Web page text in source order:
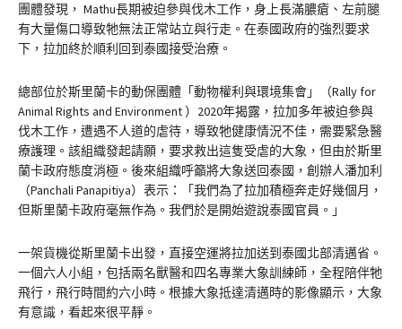
團體發現， Mathu長期被迫參與伐木工作，身上長滿膿瘡、左前腿
有大量傷口導致牠無法正常站立與行走。在泰國政府的強烈要求
下，拉加終於順利回到泰國接受治療。
總部位於斯里蘭卡的動保團體「動物權利與環境集會」（Rally for
Animal Rights and Environment ）2020年揭露，拉加多年被迫參與
伐木工作，遭遇不人道的虐待，導致牠健康情況不佳，需要緊急醫
療護理。該組織發起請願，要求救出這隻受虐的大象，但由於斯里
蘭卡政府態度消極。後來組織呼籲將大象送回泰國，創辦人潘加利
（Panchali Panapitiya）表示：「我們為了拉加積極奔走好幾個月，
但斯里蘭卡政府毫無作為。我們於是開始遊說泰國官員。」
一架貨機從斯里蘭卡出發，直接空運將拉加送到泰國北部清邁省。
一個六人小組，包括兩名獸醫和四名專業大象訓練師，全程陪伴牠
飛行，飛行時間約六小時。根據大象抵達清邁時的影像顯示，大象
有意識，看起來很平靜。